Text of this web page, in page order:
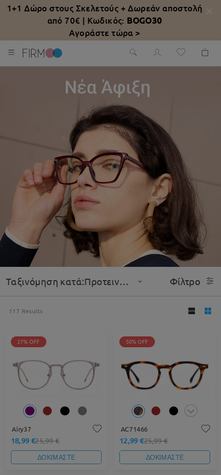
1+1 Δώρο στους Σκελετούς +Δωρεάν αποστολή
από 70€ | Κωδικός: BOGO30
Αγοράστε τώρα >
Ταξινόμηση κατά:Προτεινόμενο Φίλτρο
117 Results
27% OFF
Airy37
18,99 €25,99 €
ΔΟΚΙΜΑΣΤΕ
50% OFF
AC71466
12,99 €25,99 €
ΔΟΚΙΜΑΣΤΕ